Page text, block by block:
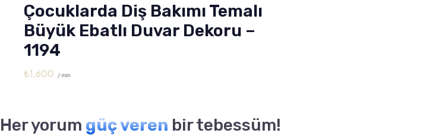
Çocuklarda Diş Bakımı Temalı
Büyük Ebatlı Duvar Dekoru –
1194
₺1,600 / min
Her yorum güç veren bir tebessüm!